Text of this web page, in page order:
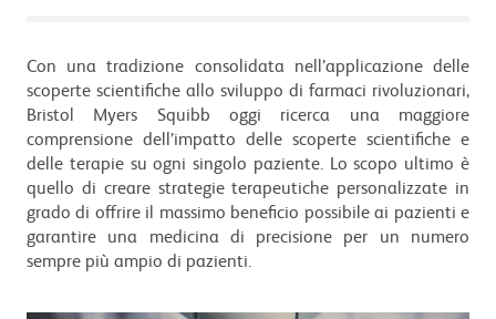
Con una tradizione consolidata nell’applicazione delle
scoperte scientifiche allo sviluppo di farmaci rivoluzionari,
Bristol Myers Squibb oggi ricerca una maggiore
comprensione dell’impatto delle scoperte scientifiche e
delle terapie su ogni singolo paziente. Lo scopo ultimo è
quello di creare strategie terapeutiche personalizzate in
grado di offrire il massimo beneficio possibile ai pazienti e
garantire una medicina di precisione per un numero
sempre più ampio di pazienti.